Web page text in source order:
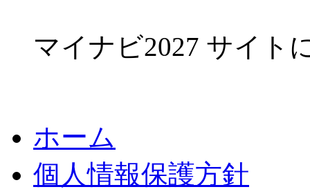
マイナビ2027 サイト
ホーム
個人情報保護方針